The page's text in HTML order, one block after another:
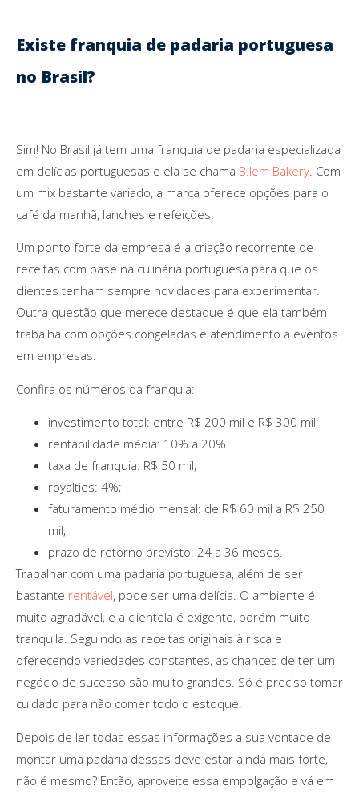
Existe franquia de padaria portuguesa
no Brasil?
Sim! No Brasil já tem uma franquia de padaria especializada
em delícias portuguesas e ela se chama B.lem Bakery. Com
um mix bastante variado, a marca oferece opções para o
café da manhã, lanches e refeições.
Um ponto forte da empresa é a criação recorrente de
receitas com base na culinária portuguesa para que os
clientes tenham sempre novidades para experimentar.
Outra questão que merece destaque é que ela também
trabalha com opções congeladas e atendimento a eventos
em empresas.
Confira os números da franquia:
investimento total: entre R$ 200 mil e R$ 300 mil;
rentabilidade média: 10% a 20%
taxa de franquia: R$ 50 mil;
royalties: 4%;
faturamento médio mensal: de R$ 60 mil a R$ 250
mil;
prazo de retorno previsto: 24 a 36 meses.
Trabalhar com uma padaria portuguesa, além de ser
bastante rentável, pode ser uma delícia. O ambiente é
muito agradável, e a clientela é exigente, porém muito
tranquila. Seguindo as receitas originais à risca e
oferecendo variedades constantes, as chances de ter um
negócio de sucesso são muito grandes. Só é preciso tomar
cuidado para não comer todo o estoque!
Depois de ler todas essas informações a sua vontade de
montar uma padaria dessas deve estar ainda mais forte,
não é mesmo? Então, aproveite essa empolgação e vá em